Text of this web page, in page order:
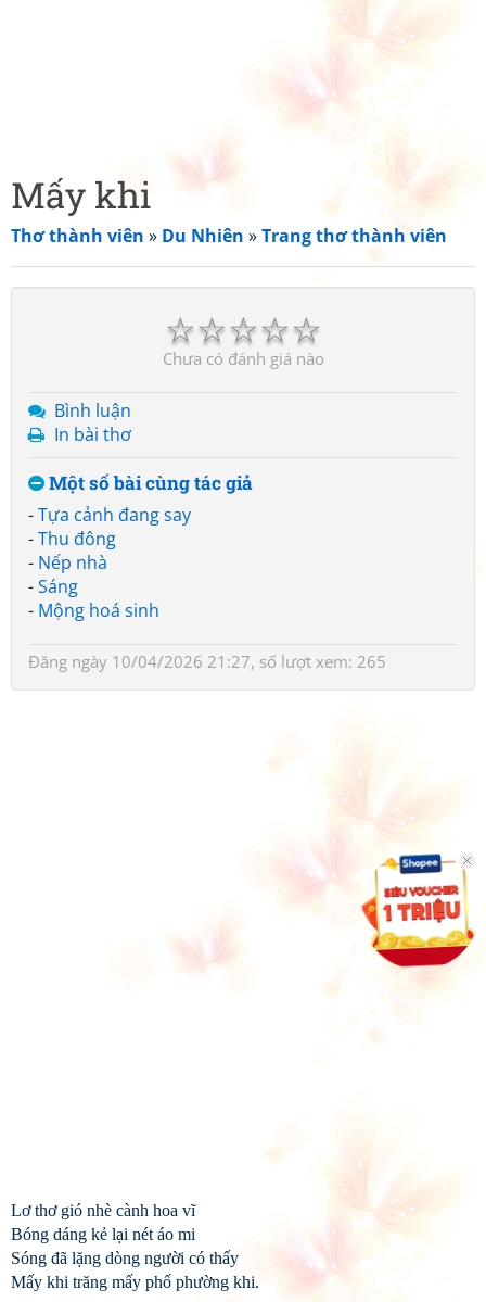
Mấy khi
Thơ thành viên » Du Nhiên »Trang thơ thành viên
☆
☆
☆
☆
☆
Chưa có đánh giá nào
Bình luận
In bài thơ
Một số bài cùng tác giả
-Tựa cảnh đang say
-Thu đông
- Nếp nhà
-Sáng
- Mộng hoá sinh
Đăng ngày 10/04/2026 21:27, số lượt xem: 265
Lơ thơ gió nhè cành hoa vĩ
Bóng dáng kẻ lại nét áo mi
Sóng đã lặng dòng người có thấy
Mấy khi trăng mấy phố phường khi.